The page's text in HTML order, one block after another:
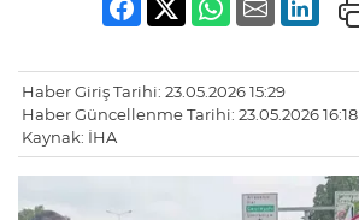
Haber Giriş Tarihi: 23.05.2026 15:29
Haber Güncellenme Tarihi: 23.05.2026 16:18
Kaynak: İHA